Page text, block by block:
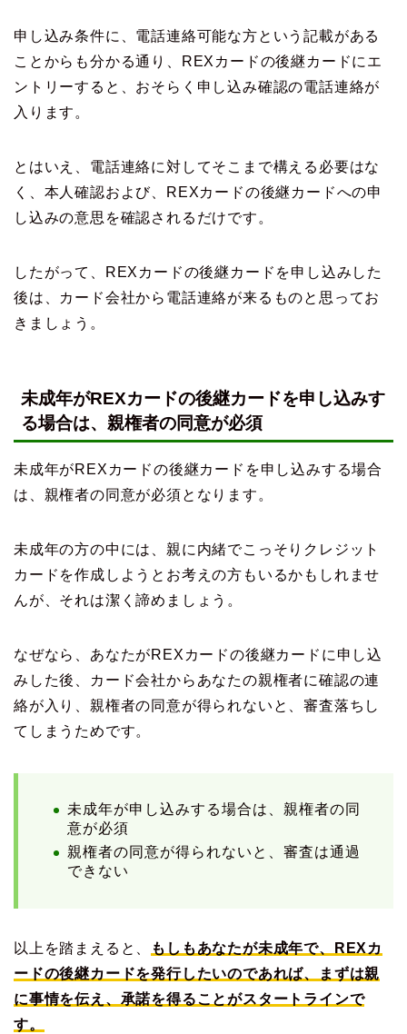
申し込み条件に、電話連絡可能な方という記載がある
ことからも分かる通り、REXカードの後継カードにエ
ントリーすると、おそらく申し込み確認の電話連絡が
入ります。
とはいえ、電話連絡に対してそこまで構える必要はな
く、本人確認および、REXカードの後継カードへの申
し込みの意思を確認されるだけです。
したがって、REXカードの後継カードを申し込みした
後は、カード会社から電話連絡が来るものと思ってお
きましょう。
未成年がREXカードの後継カードを申し込みす
る場合は、親権者の同意が必須
未成年がREXカードの後継カードを申し込みする場合
は、親権者の同意が必須となります。
未成年の方の中には、親に内緒でこっそりクレジット
カードを作成しようとお考えの方もいるかもしれませ
んが、それは潔く諦めましょう。
なぜなら、あなたがREXカードの後継カードに申し込
みした後、カード会社からあなたの親権者に確認の連
絡が入り、親権者の同意が得られないと、審査落ちし
てしまうためです。
未成年が申し込みする場合は、親権者の同
意が必須
親権者の同意が得られないと、審査は通過
できない
以上を踏まえると、
もしもあなたが未成年で、REXカ
ードの後継カードを発行したいのであれば、まずは親
に事情を伝え、承諾を得ることがスタートラインで
す。